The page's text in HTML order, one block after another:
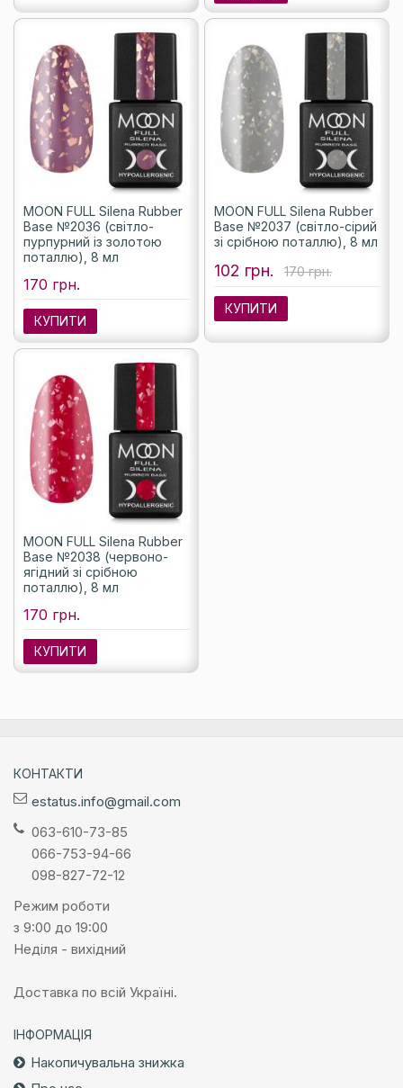
MOON FULL Silena Rubber
Base №2036 (світло-
пурпурний із золотою
поталлю), 8 мл
170 грн.
КУПИТИ
MOON FULL Silena Rubber
Base №2037 (світло-сірий
зі срібною поталлю), 8 мл
102 грн. 170 грн.
КУПИТИ
MOON FULL Silena Rubber
Base №2038 (червоно-
ягідний зі срібною
поталлю), 8 мл
170 грн.
КУПИТИ
КОНТАКТИ
estatus.info@gmail.com
063-610-73-85
066-753-94-66
098-827-72-12
Режим роботи
з 9:00 до 19:00
Неділя - вихідний
Доставка по всій Україні.
ІНФОРМАЦІЯ
Накопичувальна знижка